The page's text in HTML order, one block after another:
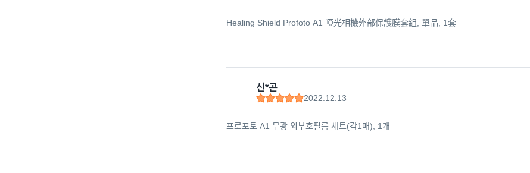
Healing Shield Profoto A1 啞光相機外部保護膜套組, 單品, 1套
신*곤
2022.12.13
프로포토 A1 무광 외부호필름 세트(각1매), 1개